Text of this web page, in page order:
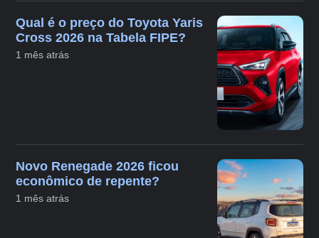
Qual é o preço do Toyota Yaris
Cross 2026 na Tabela FIPE?
1 mês atrás
Novo Renegade 2026 ficou
econômico de repente?
1 mês atrás